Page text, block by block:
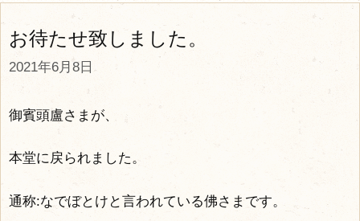
お待たせ致しました。
2021年6月8日
御賓頭盧さまが、
本堂に戻られました。
通称:なでぼとけと言われている佛さまです。